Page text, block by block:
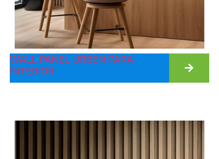
WALL PANEL URBEN PARA
INTERIOR